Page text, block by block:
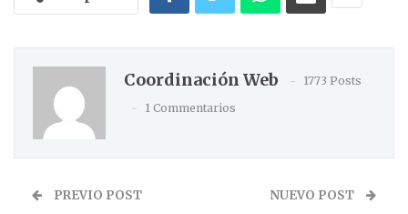
Coordinación Web
1773 Posts
1 Commentarios
PREVIO POST NUEVO POST